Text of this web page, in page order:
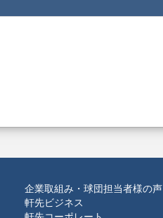
企業取組み・球団担当者様の声
軒先ビジネス